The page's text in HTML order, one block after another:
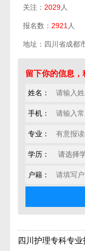
关注： 2029人
报名数： 2921 人
地址：四川省成都
留下你的信息，
姓名：
手机：
专业：
学历：
户籍：
四川护理专科专